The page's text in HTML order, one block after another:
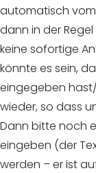
automatisch
dann in der
keine sofortige
könnte es sein,
eingegeben
wieder, so dass
Dann bitte noch
eingeben (der
werden – er ist